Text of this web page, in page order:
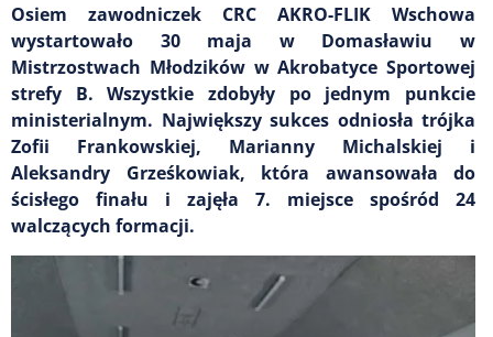
Osiem zawodniczek CRC AKRO-FLIK Wschowa
wystartowało 30 maja w Domasławiu w
Mistrzostwach Młodzików w Akrobatyce Sportowej
strefy B. Wszystkie zdobyły po jednym punkcie
ministerialnym. Największy sukces odniosła trójka
Zofii Frankowskiej, Marianny Michalskiej i
Aleksandry Grześkowiak, która awansowała do
ścisłego finału i zajęła 7. miejsce spośród 24
walczących formacji.